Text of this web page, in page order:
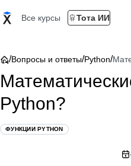
Все курсы Тота ИИ
/Вопросы и ответы/Python/
Python?
ФУНКЦИИ PYTHON